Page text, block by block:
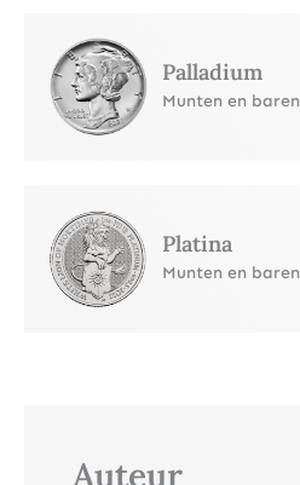
Palladium
Munten en baren
Platina
Munten en baren
Auteur